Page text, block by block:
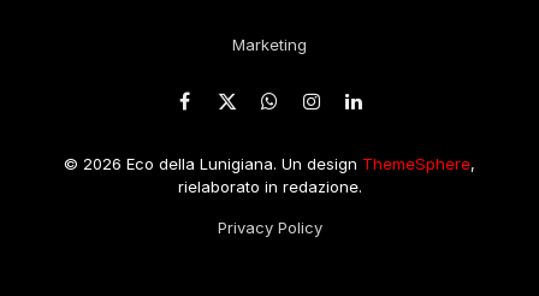
Marketing
Facebook
X
WhatsApp
Instagram
LinkedIn
© 2026 Eco della Lunigiana. Un design ThemeSphere,
rielaborato in redazione.
Privacy Policy